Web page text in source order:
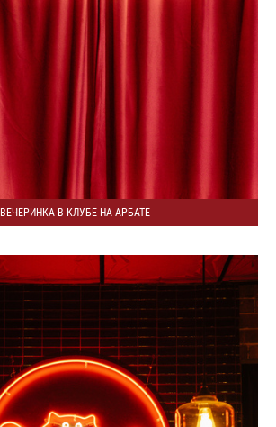
ВЕЧЕРИНКА В КЛУБЕ НА АРБАТЕ